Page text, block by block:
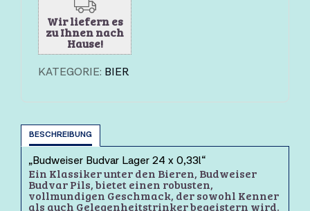
Wir liefern es
zu Ihnen nach
Hause!
KATEGORIE: BIER
BESCHREIBUNG
„Budweiser Budvar Lager 24 x 0,33l“
Ein Klassiker unter den Bieren, Budweiser
Budvar Pils, bietet einen robusten,
vollmundigen Geschmack, der sowohl Kenner
als auch Gelegenheitstrinker begeistern wird.